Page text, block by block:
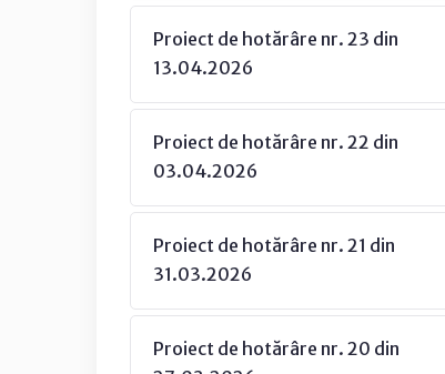
Proiect de hotărâre nr. 23 din
13.04.2026
Proiect de hotărâre nr. 22 din
03.04.2026
Proiect de hotărâre nr. 21 din
31.03.2026
Proiect de hotărâre nr. 20 din